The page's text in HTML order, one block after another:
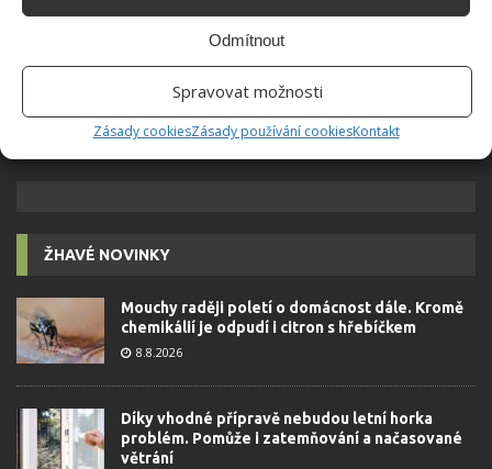
Odmítnout
Spravovat možnosti
Zásady cookiesZásady používání cookiesKontakt
Retro kvíz o oblíbených autech v dobách
6.5.2026
ŽHAVÉ NOVINKY
Mouchy raději poletí o domácnost dále. Kromě
chemikálií je odpudí i citron s hřebíčkem
8.8.2026
Díky vhodné přípravě nebudou letní horka
problém. Pomůže i zatemňování a načasované
větrání